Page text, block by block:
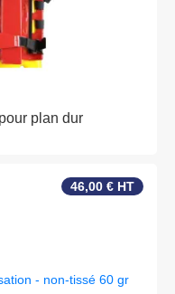
plan dur
46,00 € HT